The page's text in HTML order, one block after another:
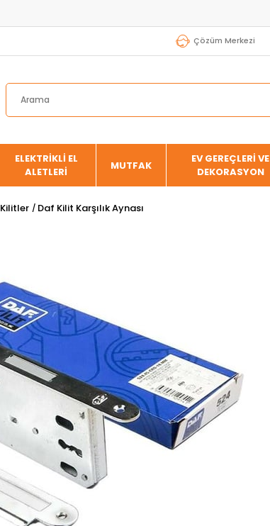
Çözüm Merkezi
ELEKTRİKLİ EL
ALETLERİ
MUTFAK
EV GEREÇLERİ VE
DEKORASYON
Kilitler Daf Kilit Karşılık Aynası